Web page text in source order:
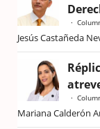
Jesús Castañeda
Mariana Calderón